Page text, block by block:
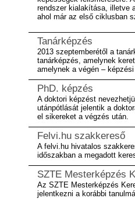
rendszer kialakítása, illetve
ahol már az első ciklusban
Tanárképzés
2013 szeptemberétől a
tanárképzés, amelynek
amelynek a végén –
PhD. képzés
A doktori képzést
utánpótlását jelentik a
el sikereket a végzés után.
Felvi.hu szakkereső
A felvi.hu hivatalos
időszakban a megadott
SZTE Mesterképzés
Az SZTE Mesterképzés
jelentkezni a korábbi